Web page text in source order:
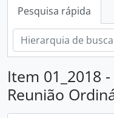
Pesquisa rápida
Item 01_2018
Reunião
[Arquivo] Campus